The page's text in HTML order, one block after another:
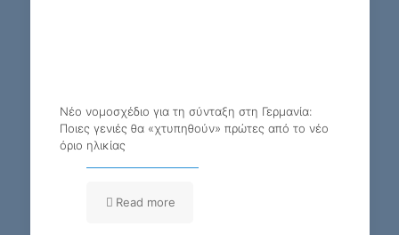
Νέο νομοσχέδιο για τη σύνταξη στη Γερμανία:
Ποιες γενιές θα «χτυπηθούν» πρώτες από το νέο
όριο ηλικίας
Read more